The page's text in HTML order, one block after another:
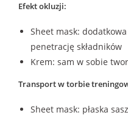
Efekt okluzji:
Sheet mask:
penetrację składników
Krem: sam w sobie
Transport w torbie
Sheet mask: płaska